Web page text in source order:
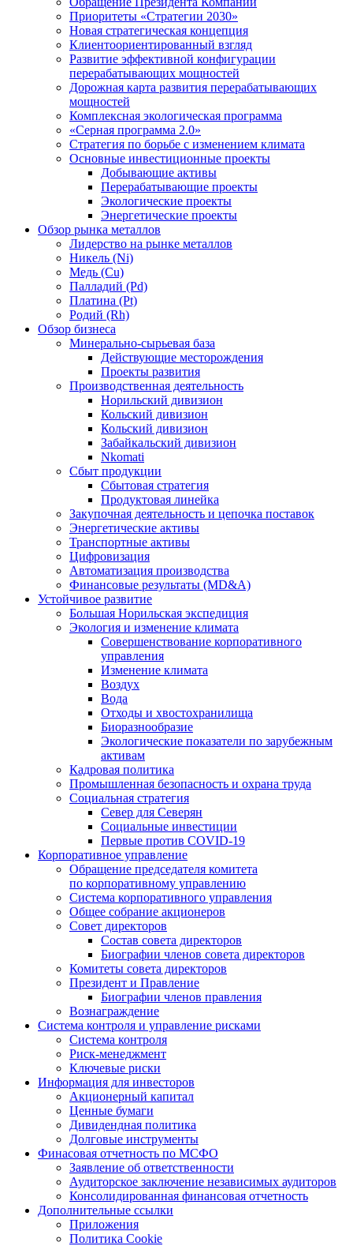
Приоритеты «Стратегии 2030»
Новая стратегическая концепция
Клиентоориентированный взгляд
Развитие эффективной конфигурации
перерабатывающих мощностей
Дорожная карта развития перерабатывающих
мощностей
Комплексная экологическая программа
«Серная программа 2.0»
Стратегия по борьбе с изменением климата
Основные инвестиционные проекты
Добывающие активы
Перерабатывающие проекты
Экологические проекты
Энергетические проекты
Обзор рынка металлов
Лидерство на рынке металлов
Никель (Ni)
Медь (Cu)
Палладий (Pd)
Платина (Pt)
Родий (Rh)
Обзор бизнеса
Минерально-сырьевая база
Действующие месторождения
Проекты развития
Производственная деятельность
Норильский дивизион
Кольский дивизион
Кольский дивизион
Забайкальский дивизион
Nkomati
Сбыт продукции
Сбытовая стратегия
Продуктовая линейка
Закупочная деятельность и цепочка поставок
Энергетические активы
Транспортные активы
Цифровизация
Автоматизация производства
Финансовые результаты (MD&A)
Устойчивое развитие
Большая Норильская экспедиция
Экология и изменение климата
Совершенствование корпоративного
управления
Изменение климата
Воздух
Вода
Отходы и хвостохранилища
Биоразнообразие
Экологические показатели по зарубежным
активам
Кадровая политика
Промышленная безопасность и охрана труда
Социальная стратегия
Север для Северян
Социальные инвестиции
Первые против COVID‑19
Корпоративное управление
Обращение председателя комитета
по корпоративному управлению
Система корпоративного управления
Общее собрание акционеров
Совет директоров
Состав совета директоров
Биографии членов совета директоров
Комитеты совета директоров
Президент и Правление
Биографии членов правления
Вознаграждение
Система контроля и управление рисками
Система контроля
Риск-менеджмент
Ключевые риски
Информация для инвесторов
Акционерный капитал
Ценные бумаги
Дивидендная политика
Долговые инструменты
Финасовая отчетность по МСФО
Заявление об ответственности
Аудиторское заключение независимых аудиторов
Консолидированная финансовая отчетность
Дополнительные ссылки
Приложения
Политика Cookie